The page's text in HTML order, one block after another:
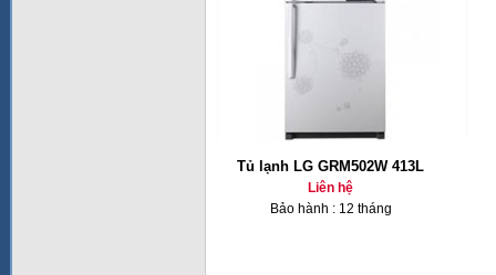
Tủ lạnh LG GRM502W 413L
Liên hệ
Bảo hành : 12 tháng